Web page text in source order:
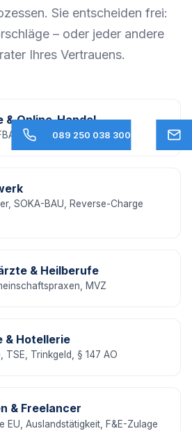
Sie entscheiden frei:
– oder jeder andere
Ihres Vertrauens.
& Online-Handel
EU-Umsatzsteuer, DAC7
SOKA-BAU, Reverse-Charge
& Heilberufe
MVZ
& Hotellerie
TSE, Trinkgeld, § 147 AO
& Freelancer
EU, Auslandstätigkeit, F&E-Zulage
089 250 038 300